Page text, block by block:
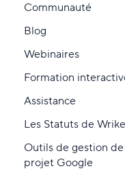
Communauté
Blog
Webinaires
Formation
Assistance
Les Statuts de Wrike
Outils de gestion de
projet Google